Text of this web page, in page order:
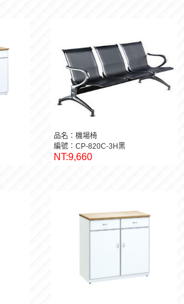
品名：機場椅
編號：CP-820C-3H黑
NT:9,660